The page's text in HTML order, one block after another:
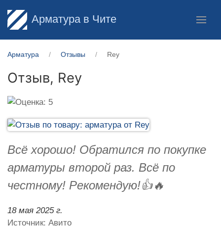
Арматура в Чите
Арматура Отзывы Rey
Отзыв, Rey
Всё хорошо! Обратился по покупке
арматуры второй раз. Всё по
честному! Рекомендую!👍🔥
18 мая 2025 г.
Источник: Авито